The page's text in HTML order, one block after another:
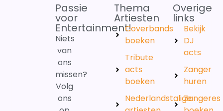
Passie
voor
Entertainment!
Niets
van
ons
missen?
Volg
ons
Thema
Artiesten
Coverbands
boeken
Tribute
acts
boeken
Nederlandstalige
Overige
links
Bekijk
DJ
acts
Zanger
huren
Zangeres